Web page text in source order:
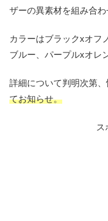
ザーの異素材を組み合わ
カラーはブラックxオフ
ブルー、パープルxオレ
詳細について判明次第
てお知らせ。
ス